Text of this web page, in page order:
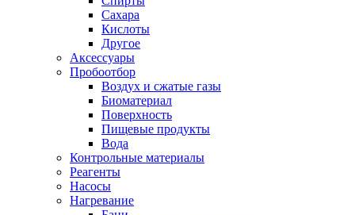
Сахара
Кислоты
Другое
Аксессуары
Пробоотбор
Воздух и сжатые газы
Биоматериал
Поверхность
Пищевые продукты
Вода
Контрольные материалы
Реагенты
Насосы
Нагревание